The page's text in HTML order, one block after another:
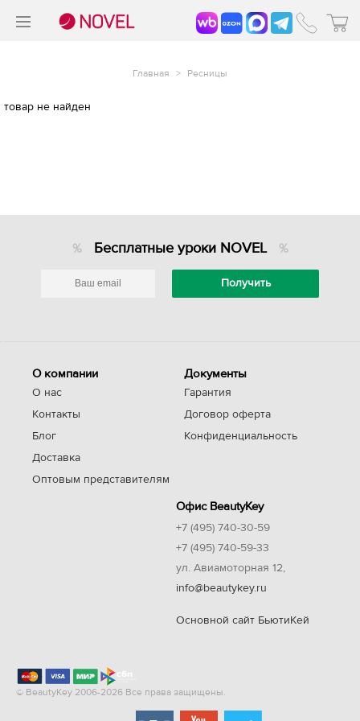
Главная > Ресницы
товар не найден
Бесплатные уроки NOVEL
О компании
О нас
Контакты
Блог
Доставка
Оптовым представителям
Документы
Гарантия
Договор оферта
Конфиденциальность
Офис BeautyKey
+7 (495) 740-30-59
+7 (495) 740-59-33
ул. Авиамоторная 12,
info@beautykey.ru
Основной сайт БьютиКей
© BeautyKey 2006-2026 Все права защищены.